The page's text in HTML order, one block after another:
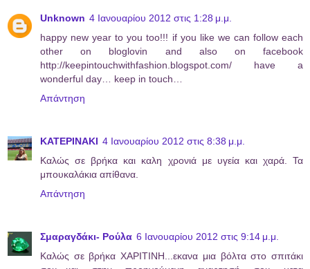
Unknown 4 Ιανουαρίου 2012 στις 1:28 μ.μ.
happy new year to you too!!! if you like we can follow each
other on bloglovin and also on facebook
http://keepintouchwithfashion.blogspot.com/ have a
wonderful day… keep in touch…
Απάντηση
ΚΑΤΕΡΙΝΑΚΙ 4 Ιανουαρίου 2012 στις 8:38 μ.μ.
Καλώς σε βρήκα και καλη χρονιά με υγεία και χαρά. Τα
μπουκαλάκια απίθανα.
Απάντηση
Σμαραγδάκι- Ρούλα 6 Ιανουαρίου 2012 στις 9:14 μ.μ.
Καλώς σε βρήκα ΧΑΡΙΤΙΝΗ...εκανα μια βόλτα στο σπιτάκι